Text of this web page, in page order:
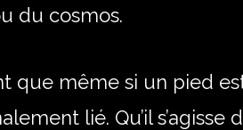
du cosmos.
que même si un pied
lié. Qu’il s’agisse